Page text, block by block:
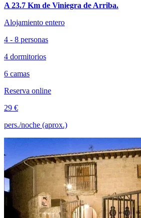
A 23.7 Km de Viniegra de Arriba.
Alojamiento entero
4 - 8 personas
4 dormitorios
6 camas
Reserva online
29 €
pers./noche (aprox.)